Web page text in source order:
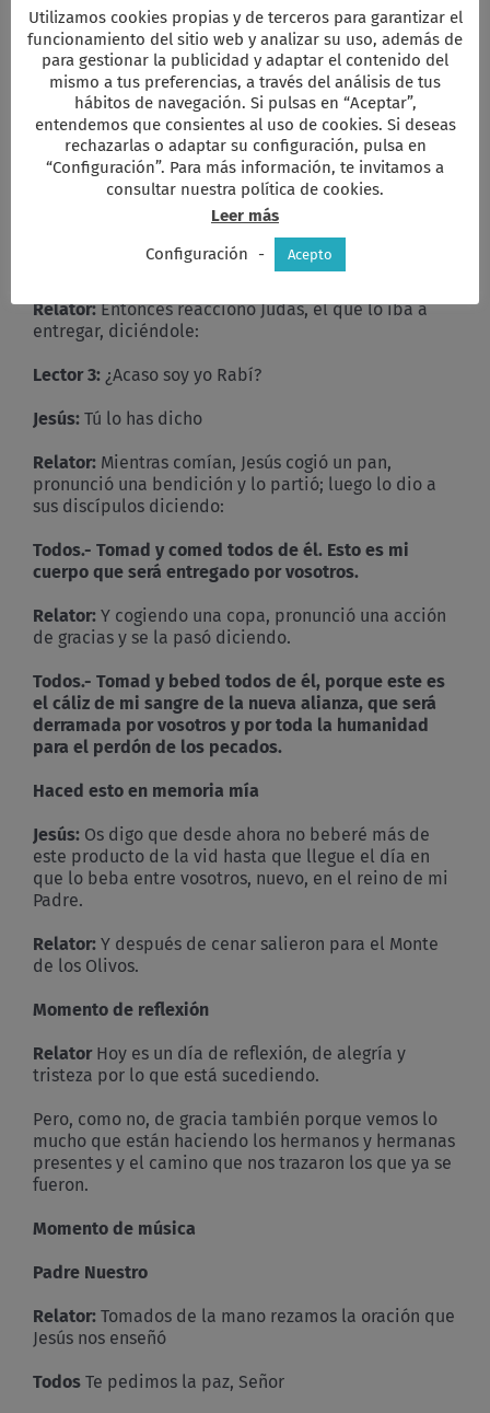
entregar.
Relator: Ellos consternados, empezaron a replicarle
uno tras otro.
Lector 3:¿Acaso soy yo Señor?
Jesús:Uno que ha mojado en la misma fuente que yo
me va a entregar. El Hombre se va como está escrito
de él; pero ¡ay de ese hombre que va a entregar al
Hombre! Más le valdría a ese hombre no haber
Relator:Entonces reaccionó Judas, el que lo iba a
entregar, diciéndole:
Lector 3: ¿Acaso soy yo Rabí?
Jesús: Tú lo has dicho
Relator: Mientras comían, Jesús cogió un pan,
pronunció una bendición y lo partió; luego lo dio a
sus discípulos diciendo:
Todos.- Tomad y comed todos de él. Esto es mi
cuerpo que será entregado por vosotros.
Relator: Y cogiendo una copa, pronunció una acción
de gracias y se la pasó diciendo.
Todos.- Tomad y bebed todos de él, porque este es
el cáliz de mi sangre de la nueva alianza, que será
derramada por vosotros y por toda la humanidad
para el perdón de los pecados.
Haced esto en memoria mía
Jesús: Os digo que desde ahora no beberé más de
este producto de la vid hasta que llegue el día en
que lo beba entre vosotros, nuevo, en el reino de mi
Padre.
Relator: Y después de cenar salieron para el Monte
de los Olivos.
Momento de reflexión
RelatorHoy es un día de reflexión, de alegría y
tristeza por lo que está sucediendo.
Pero, como no, de gracia también porque vemos lo
mucho que están haciendo los hermanos y hermanas
presentes y el camino que nos trazaron los que ya se
fueron.
Momento de música
Padre Nuestro
Relator: Tomados de la mano rezamos la oración que
Jesús nos enseñó
Todos Te pedimos la paz, Señor
Utilizamos cookies propias y de terceros para garantizar el
funcionamiento del sitio web y analizar su uso, además de
para gestionar la publicidad y adaptar el contenido del
mismo a tus preferencias, a través del análisis de tus
hábitos de navegación. Si pulsas en “Aceptar”,
entendemos que consientes al uso de cookies. Si deseas
rechazarlas o adaptar su configuración, pulsa en
“Configuración”. Para más información, te invitamos a
consultar nuestra política de cookies.
Leer más
Configuración
- Acepto